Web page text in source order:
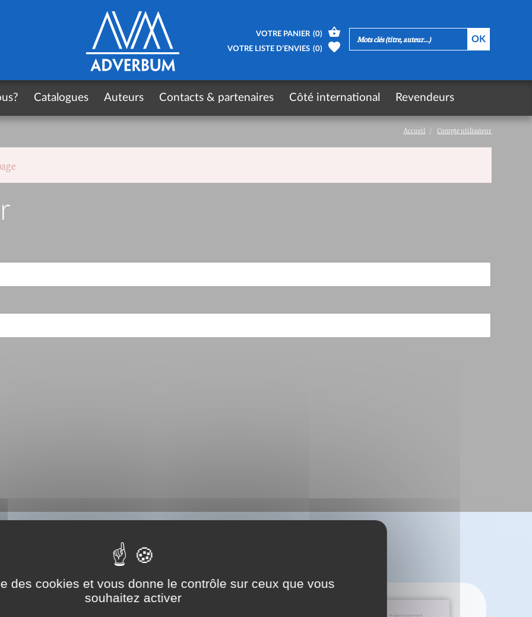
Accueil Compte utilisateur
VOUS AUSSI ?
VOTRE PANIER (0)
VOTRE LISTE D’ENVIES (0)
Catalogues Auteurs Contacts & partenaires Côté international Revendeurs
des cookies et vous donne le contrôle sur ceux que vous
souhaitez activer